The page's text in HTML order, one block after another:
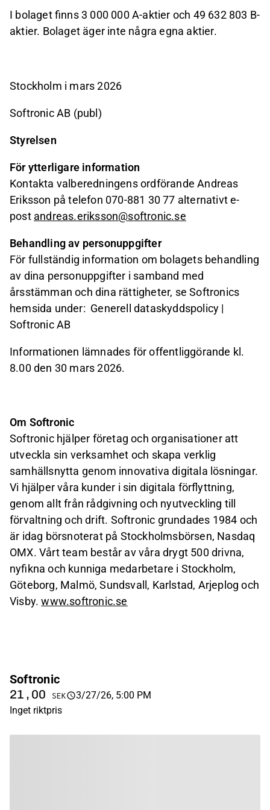
I bolaget finns 3 000 000 A-aktier och 49 632 803 B-
aktier. Bolaget äger inte några egna aktier.
Stockholm i mars 2026
Softronic AB (publ)
Styrelsen
För ytterligare information
Kontakta valberedningens ordförande Andreas
Eriksson på telefon 070-881 30 77 alternativt e-
post andreas.eriksson@softronic.se
Behandling av personuppgifter
För fullständig information om bolagets behandling
av dina personuppgifter i samband med
årsstämman och dina rättigheter, se Softronics
hemsida under: Generell dataskyddspolicy |
Softronic AB
Informationen lämnades för offentliggörande kl.
8.00 den 30 mars 2026.
Om Softronic
Softronic hjälper företag och organisationer att
utveckla sin verksamhet och skapa verklig
samhällsnytta genom innovativa digitala lösningar.
Vi hjälper våra kunder i sin digitala förflyttning,
genom allt från rådgivning och nyutveckling till
förvaltning och drift. Softronic grundades 1984 och
är idag börsnoterat på Stockholmsbörsen, Nasdaq
OMX. Vårt team består av våra drygt 500 drivna,
nyfikna och kunniga medarbetare i Stockholm,
Göteborg, Malmö, Sundsvall, Karlstad, Arjeplog och
Visby.www.softronic.se
Softronic
21,00 SEK
3/27/26, 5:00 PM
Inget riktpris